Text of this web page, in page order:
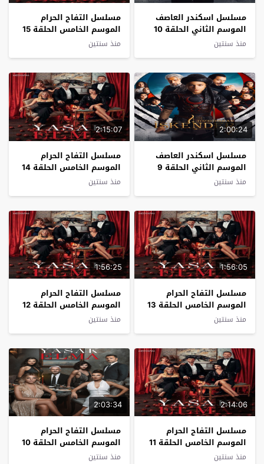
مسلسل اسكندر العاصف
الموسم الثاني الحلقة 10
مترجم
منذ سنتين
مسلسل التفاح الحرام
الموسم الخامس الحلقة 15
مترجم
منذ سنتين
2:00:24
مسلسل اسكندر العاصف
الموسم الثاني الحلقة 9
مترجم
منذ سنتين
2:15:07
مسلسل التفاح الحرام
الموسم الخامس الحلقة 14
مترجم
منذ سنتين
1:56:05
مسلسل التفاح الحرام
الموسم الخامس الحلقة 13
مترجم
منذ سنتين
1:56:25
مسلسل التفاح الحرام
الموسم الخامس الحلقة 12
مترجم
منذ سنتين
2:14:06
مسلسل التفاح الحرام
الموسم الخامس الحلقة 11
مترجم
منذ سنتين
2:03:34
مسلسل التفاح الحرام
الموسم الخامس الحلقة 10
مترجم
منذ سنتين